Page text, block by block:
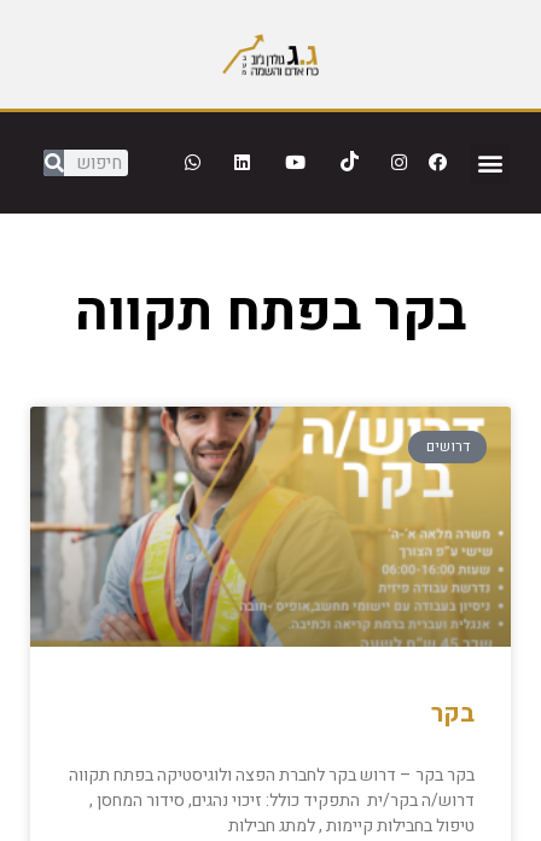
בקר בפתח תקווה
דרושים
בקר
בקר בקר – דרוש בקר לחברת הפצה ולוגיסטיקה בפתח תקווה
דרוש/ה בקר/ית התפקיד כולל: זיכוי נהגים, סידור המחסן ,
טיפול בחבילות קיימות , למתג חבילות